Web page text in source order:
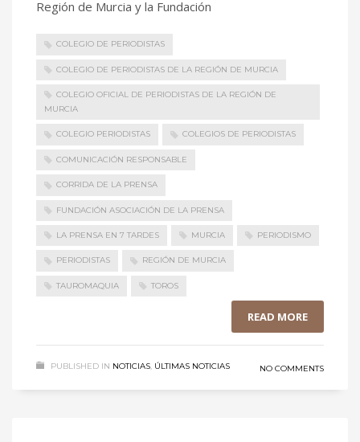
Región de Murcia y la Fundación
COLEGIO DE PERIODISTAS
COLEGIO DE PERIODISTAS DE LA REGIÓN DE MURCIA
COLEGIO OFICIAL DE PERIODISTAS DE LA REGIÓN DE
MURCIA
COLEGIO PERIODISTAS COLEGIOS DE PERIODISTAS
COMUNICACIÓN RESPONSABLE
CORRIDA DE LA PRENSA
FUNDACIÓN ASOCIACIÓN DE LA PRENSA
LA PRENSA EN 7 TARDES MURCIA PERIODISMO
PERIODISTAS REGIÓN DE MURCIA
TAUROMAQUIA TOROS
READ MORE
PUBLISHED IN NOTICIAS, ÚLTIMAS NOTICIAS NO COMMENTS